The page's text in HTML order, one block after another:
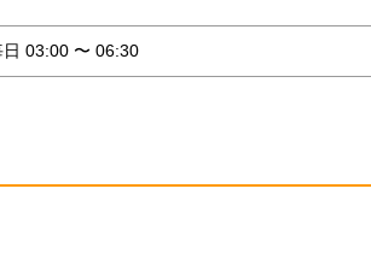
日 03:00 〜 06:30